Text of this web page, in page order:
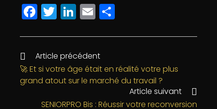
F
a
c
e
b
o
o
T
w
itt
e
r
Li
n
k
e
dI
n
E
m
ai
l
rt
g
e
r
Article précédent
🚀 Et si votre âge était en réalité votre plus
grand atout sur le marché du travail ?
Article suivant
SENIORPRO Bis : Réussir votre reconversion